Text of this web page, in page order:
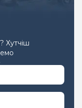
Хутчіш